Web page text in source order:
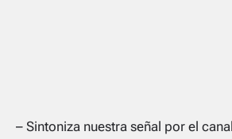
– Sintoniza nuestra señal por el